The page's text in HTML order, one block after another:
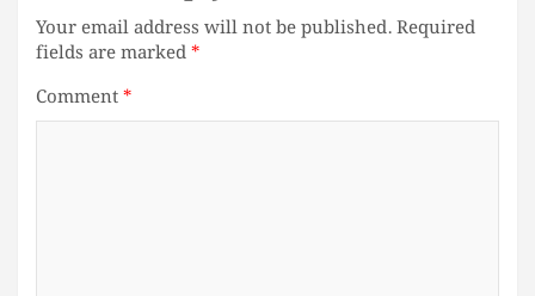
Your email address will not be published.Required
fields are marked*
Comment*